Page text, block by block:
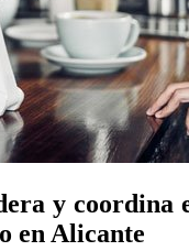
y
en Alicante